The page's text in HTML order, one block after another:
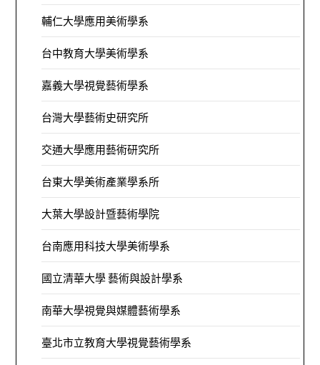
輔仁大學應用美術學系
台中教育大學美術學系
嘉義大學視覺藝術學系
台灣大學藝術史研究所
交通大學應用藝術研究所
台東大學美術產業學系所
大葉大學設計暨藝術學院
台南應用科技大學美術學系
國立清華大學 藝術與設計學系
南華大學視覺與媒體藝術學系
臺北市立教育大學視覺藝術學系